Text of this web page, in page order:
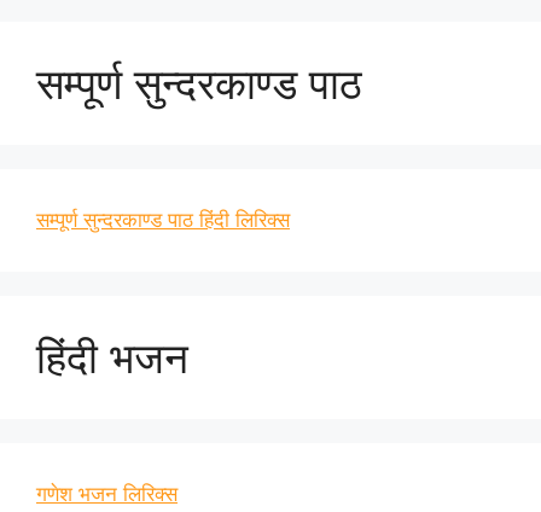
सम्पूर्ण सुन्दरकाण्ड पाठ
सम्पूर्ण सुन्दरकाण्ड पाठ हिंदी लिरिक्स
हिंदी भजन
गणेश भजन लिरिक्स